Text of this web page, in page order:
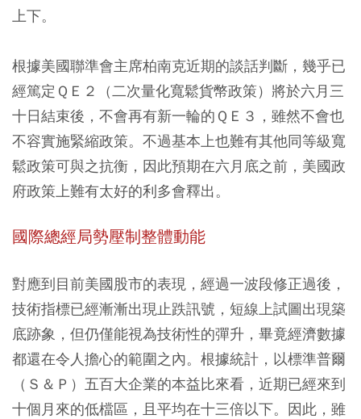
上下。
根據美國聯準會主席柏南克近期的談話判斷，幾乎已
經篤定ＱＥ２（二次量化寬鬆貨幣政策）將於六月三
十日結束後，不會再有新一輪的ＱＥ３，雖然不會也
不容實施緊縮政策。不過基本上也難有其他同等級寬
鬆政策可與之抗衡，因此預期在六月底之前，美國政
府政策上難有太好的利多會釋出。
國際總經局勢壓制整體動能
對應到目前美國股市的表現，經過一波段修正過後，
技術指標已經漸漸出現止跌訊號，短線上試圖出現築
底跡象，但仍僅能視為技術性的彈升，畢竟經濟數據
都還在令人擔心的範圍之內。根據統計，以標準普爾
（Ｓ＆Ｐ）五百大企業的本益比來看，近期已經來到
十個月來的低檔區，且平均在十三倍以下。因此，雖